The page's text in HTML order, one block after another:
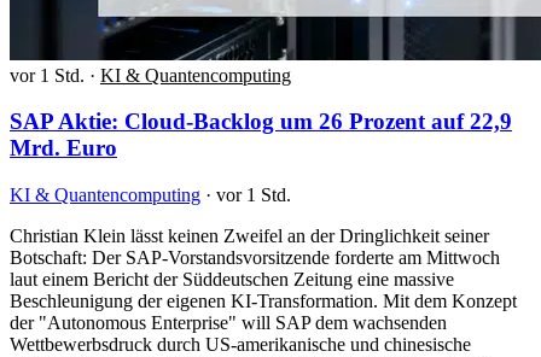
vor 1 Std. · KI & Quantencomputing
SAP Aktie: Cloud-Backlog um 26 Prozent auf 22,9
Mrd. Euro
KI & Quantencomputing · vor 1 Std.
Christian Klein lässt keinen Zweifel an der Dringlichkeit seiner
Botschaft: Der SAP-Vorstandsvorsitzende forderte am Mittwoch
laut einem Bericht der Süddeutschen Zeitung eine massive
Beschleunigung der eigenen KI-Transformation. Mit dem Konzept
der "Autonomous Enterprise" will SAP dem wachsenden
Wettbewerbsdruck durch US-amerikanische und chinesische